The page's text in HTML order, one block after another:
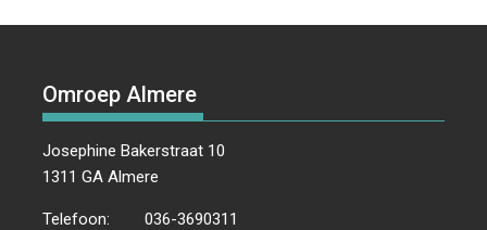
Omroep Almere
Josephine Bakerstraat 10
1311 GA Almere
Telefoon:
036-3690311